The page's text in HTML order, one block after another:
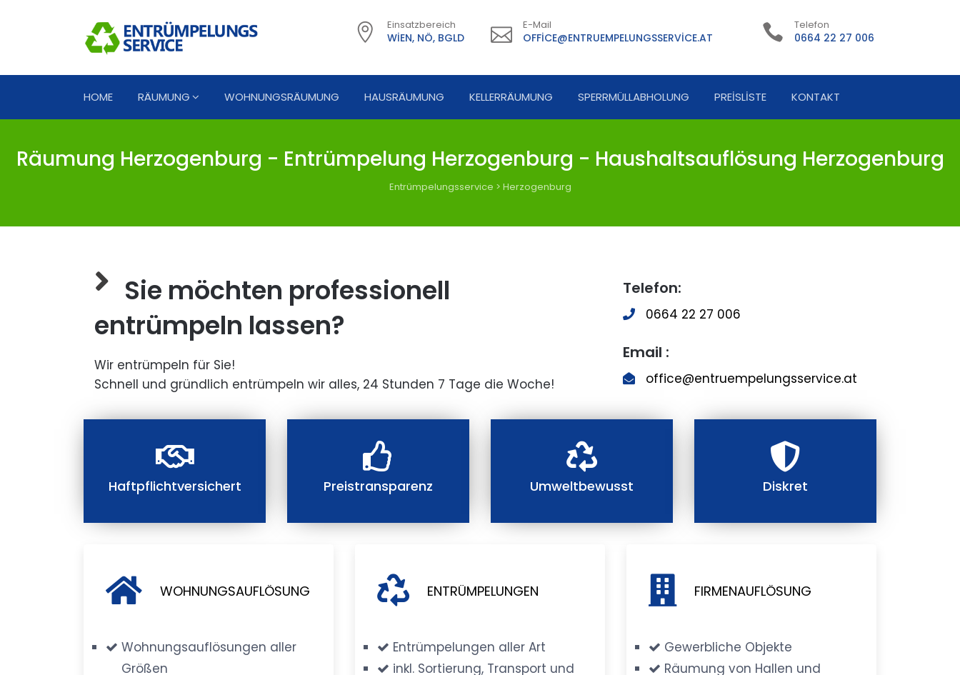
Einsatzbereich
WIEN, NÖ, BGLD
E-Mail
OFFICE@ENTRUEMPELUNGSSERVICE.AT
Telefon
0664 22 27 006
HOME RÄUMUNG WOHNUNGSRÄUMUNG HAUSRÄUMUNG KELLERRÄUMUNG SPERRMÜLLABHOLUNG PREISLISTE KONTAKT
Räumung Herzogenburg - Entrümpelung Herzogenburg - Haushaltsauflösung Herzogenburg
Entrümpelungsservice > Herzogenburg
Sie möchten professionell
entrümpeln lassen?
Wir entrümpeln für Sie!
Schnell und gründlich entrümpeln wir alles, 24 Stunden 7 Tage die Woche!
Telefon:
0664 22 27 006
Email :
office@entruempelungsservice.at
Haftpflichtversichert Preistransparenz Umweltbewusst Diskret
WOHNUNGSAUFLÖSUNG
Wohnungsauflösungen aller
Größen
ENTRÜMPELUNGEN
Entrümpelungen aller Art
inkl. Sortierung, Transport und
FIRMENAUFLÖSUNG
Gewerbliche Objekte
Räumung von Hallen und